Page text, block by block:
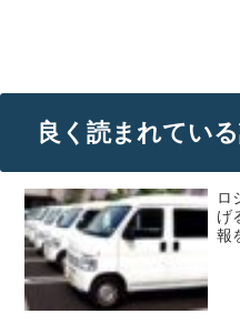
良く読まれてい
ロ
げ
報